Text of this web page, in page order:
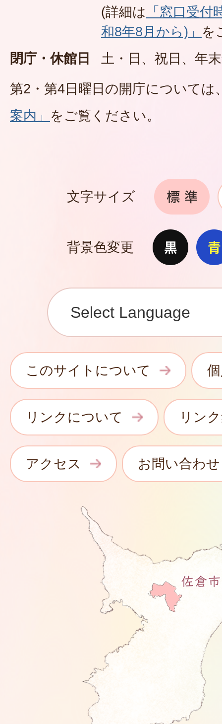
(詳細は 「窓口受
和8年8月から)」 を
閉庁・休館日
土・日、祝日、年
第2・第4日曜日の開庁については
案内」 をご覧ください。
文字サイズ
背景色変更
このサイトについて
リンクについて リン
アクセス お問い合わせ